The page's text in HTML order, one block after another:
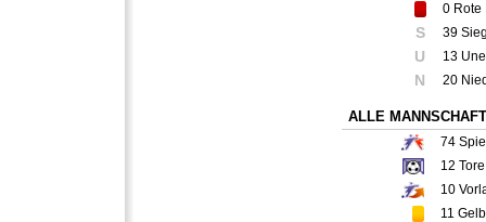
0 Rote
S 39
U 13
N 20
ALLE
74
12 Tore
10
11